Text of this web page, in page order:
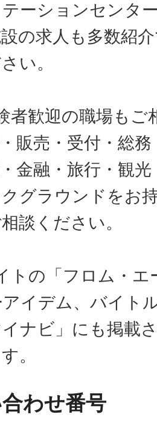
ーションセンタ
の求人も多数紹
い。
者歓迎の職場もご
・販売・受付・総
金融・旅行・観
グラウンドをお
談ください。
トの「フロム・
イデム、バイト
ナビ」にも掲載
。
わせ番号